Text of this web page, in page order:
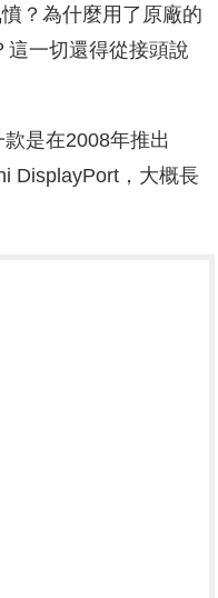
？為什麼用了原廠的
這一切還得從接頭說
是在2008年推出
DisplayPort，大概長